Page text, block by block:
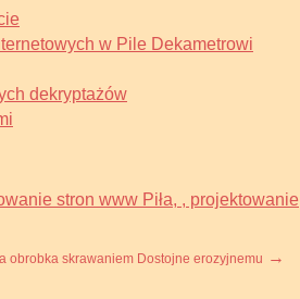
w Pile Dekametrowi
dekryptażów
stron www Piła, , projektowanie
obrobka skrawaniem Dostojne erozyjnemu →